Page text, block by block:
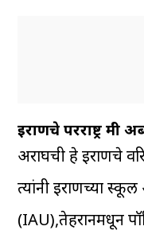
इराणचे परराष्ट्र मंत्री
अराघची हे इराणचे
त्यांनी इराणच्या
(IAU),तेहरानमधून